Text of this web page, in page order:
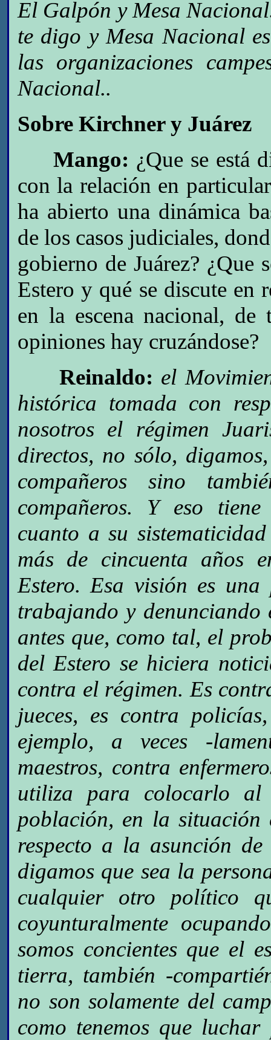
El Galpón y Mesa
te digo y Mesa Nacional
las organizaciones
Nacional..
Sobre Kirchner y Juárez
Mango: ¿Que se está
con la relación en
ha abierto una dinámica
de los casos judiciales,
gobierno de Juárez? ¿Que
Estero y qué se discute en
en la escena nacional, de
opiniones hay cruzándose?
Reinaldo: el
histórica tomada con
nosotros el régimen
directos, no sólo,
compañeros sino
compañeros. Y eso
cuanto a su
más de cincuenta años
Estero. Esa visión es
trabajando y denunciando
antes que, como tal, el
del Estero se hiciera
contra el régimen. Es
jueces, es contra
ejemplo, a veces -
maestros, contra
utiliza para colocarlo
población, en la situación
respecto a la asunción
digamos que sea la
cualquier otro político
coyunturalmente
somos concientes que el
tierra, también -
no son solamente del
como tenemos que